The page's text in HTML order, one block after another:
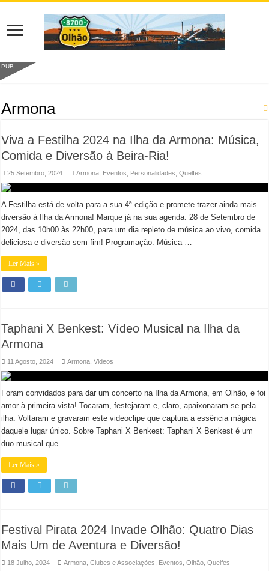
PUB
Armona
Viva a Festilha 2024 na Ilha da Armona: Música,
Comida e Diversão à Beira-Ria!
25 Setembro, 2024 Armona Eventos Personalidades ,Quelfes
A Festilha está de volta para a sua 4ª edição e promete trazer ainda mais
diversão à Ilha da Armona! Marque já na sua agenda: 28 de Setembro de
2024, das 10h00 às 22h00, para um dia repleto de música ao vivo, comida
deliciosa e diversão sem fim! Programação: Música …
Ler Mais »
Taphani X Benkest: Vídeo Musical na Ilha da
Armona
11 Agosto, 2024 Armona ,Videos
Foram convidados para dar um concerto na Ilha da Armona, em Olhão, e foi
amor à primeira vista! Tocaram, festejaram e, claro, apaixonaram-se pela
ilha. Voltaram e gravaram este videoclipe que captura a essência mágica
daquele lugar único. Sobre Taphani X Benkest: Taphani X Benkest é um
duo musical que …
Ler Mais »
Festival Pirata 2024 Invade Olhão: Quatro Dias
Mais Um de Aventura e Diversão!
18 Julho, 2024 Armona ,Clubes e Associações Eventos ,Olhão ,Quelfes